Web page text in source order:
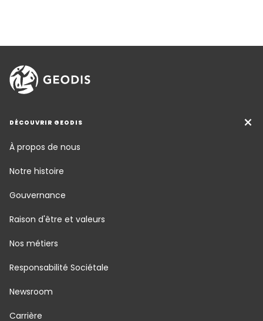
DÉCOUVRIR GEODIS
À propos de nous
Notre histoire
Gouvernance
Raison d'être et valeurs
Nos métiers
Responsabilité Sociétale
Newsroom
Carrière